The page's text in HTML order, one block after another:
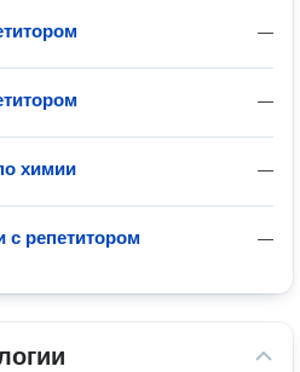
—
—
—
химии
—
с репетитором